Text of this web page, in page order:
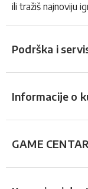
ili tražiš najnoviju
Podrška i
Informacije o
GAME CENTAR